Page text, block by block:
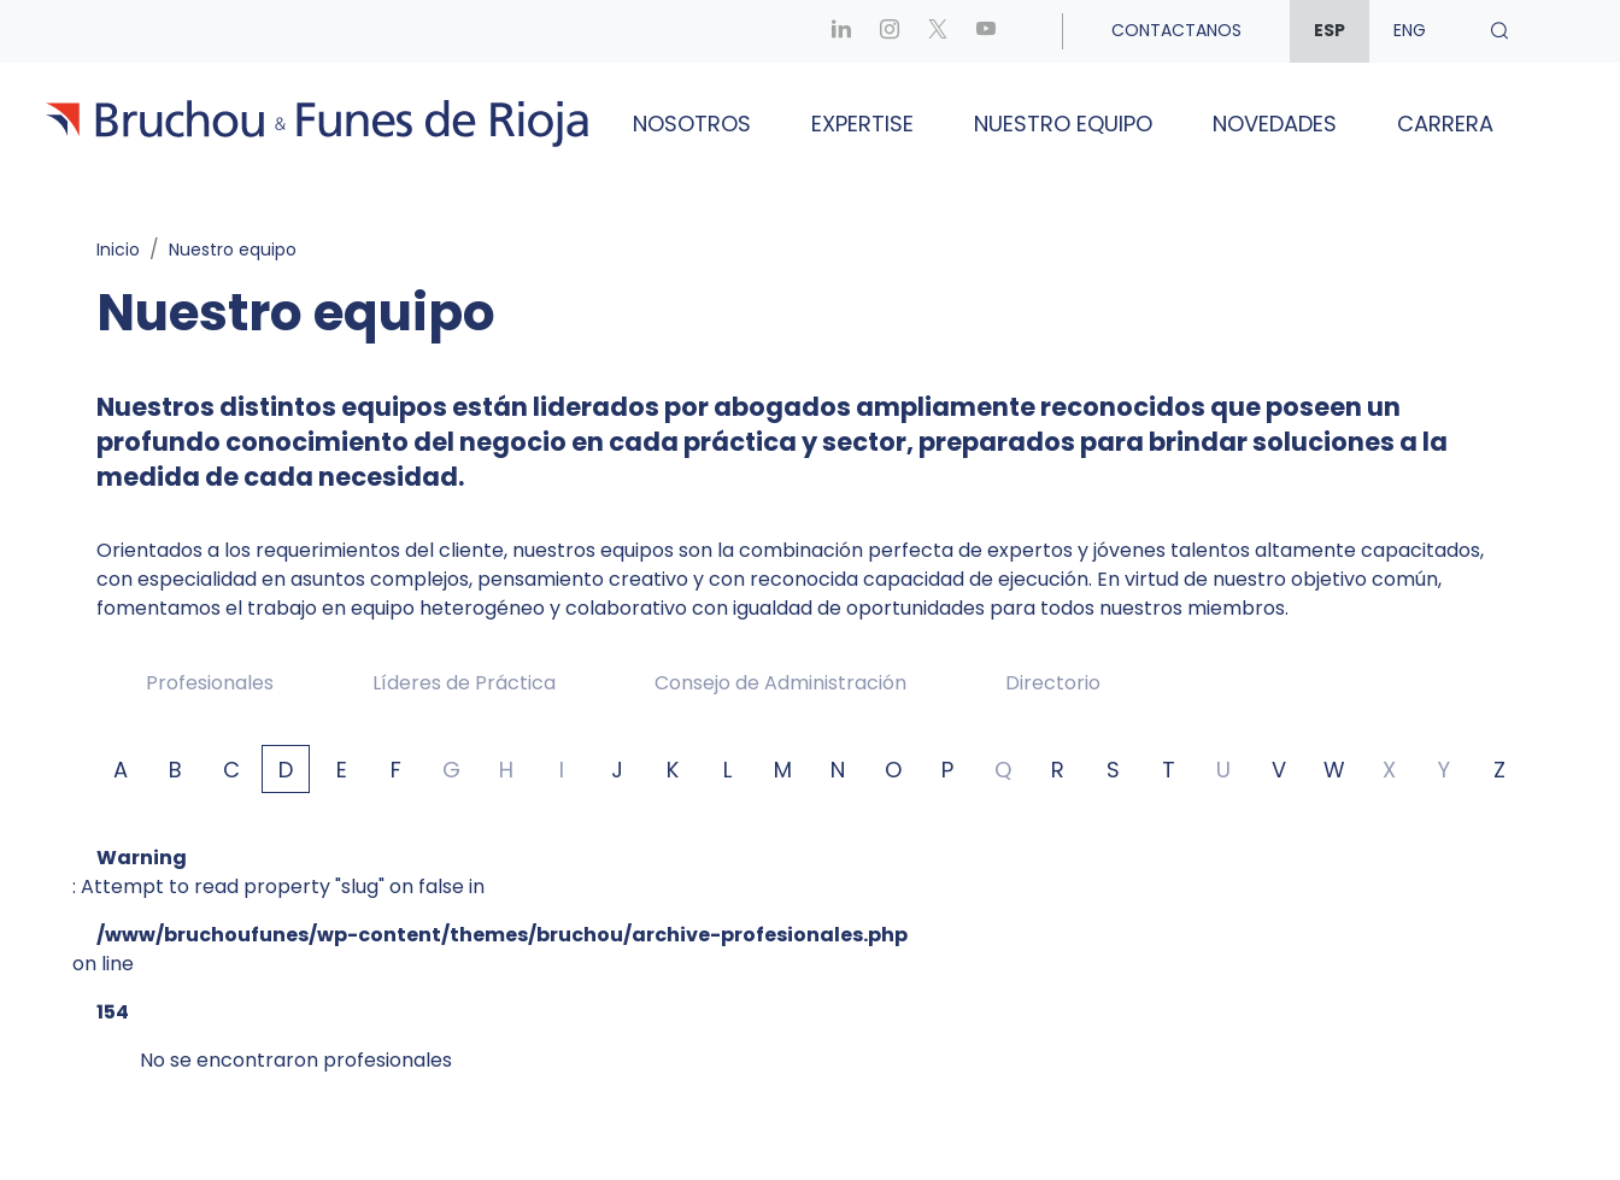
CONTACTANOS ESP ENG
NOSOTROS EXPERTISE NUESTRO EQUIPO NOVEDADES CARRERA
Inicio Nuestro equipo
Nuestro equipo
Nuestros distintos equipos están liderados por abogados ampliamente reconocidos que poseen un
profundo conocimiento del negocio en cada práctica y sector, preparados para brindar soluciones a la
medida de cada necesidad.
Orientados a los requerimientos del cliente, nuestros equipos son la combinación perfecta de expertos y jóvenes talentos altamente capacitados,
con especialidad en asuntos complejos, pensamiento creativo y con reconocida capacidad de ejecución. En virtud de nuestro objetivo común,
fomentamos el trabajo en equipo heterogéneo y colaborativo con igualdad de oportunidades para todos nuestros miembros.
Profesionales Líderes de Práctica Consejo de Administración Directorio
A B C D E F G H I J K L M N O P Q R S T U V W X Y Z
Warning
: Attempt to read property "slug" on false in
/www/bruchoufunes/wp-content/themes/bruchou/archive-profesionales.php
on line
154
No se encontraron profesionales